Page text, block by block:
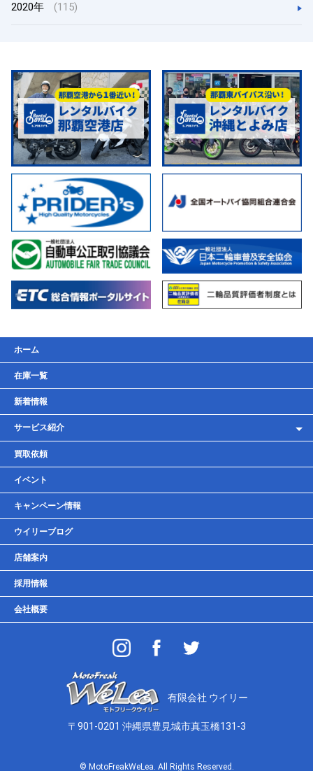
2020年 (115)
ホーム
在庫一覧
新着情報
サービス紹介
レンタルバイク
車検・点検・整備
貸しガレージ
買取依頼
イベント
キャンペーン情報
ウイリーブログ
店舗案内
採用情報
会社概要
有限会社 ウイリー
〒901-0201 沖縄県豊見城市真玉橋131-3
© MotoFreakWeLea. All Rights Reserved.